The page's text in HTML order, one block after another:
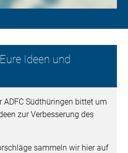
Ideen und
ADFC Südthüringen bittet um
zur Verbesserung des
sammeln wir hier auf